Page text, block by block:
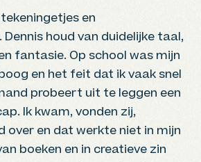
en
houd van duidelijke taal,
fantasie. Op school was mijn
en het feit dat ik vaak snel
probeert uit te leggen een
Ik kwam, vonden zij,
over en dat werkte niet in mijn
boeken en in creatieve zin